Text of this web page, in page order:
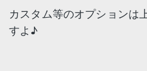
カスタム等のオプションは
すよ♪